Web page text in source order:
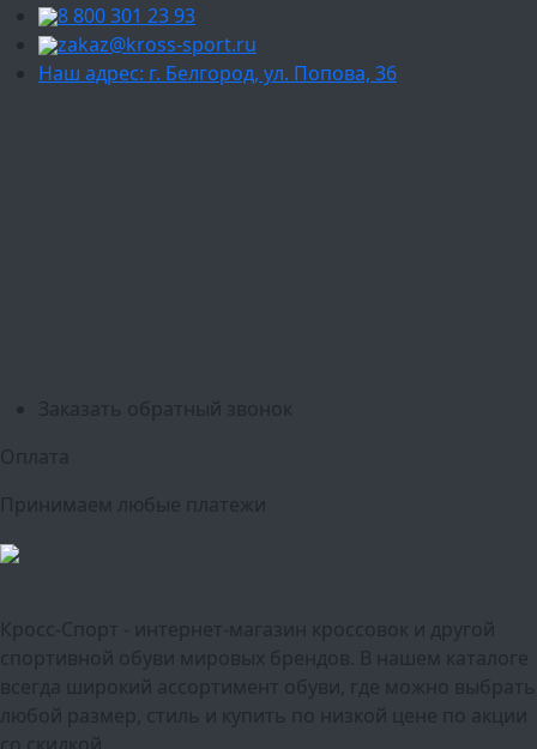
8 800 301 23 93
zakaz@kross-sport.ru
Наш адрес: г. Белгород, ул. Попова, 36
Заказать обратный звонок
Оплата
Принимаем любые платежи
Кросс-Спорт - интернет-магазин кроссовок и другой
спортивной обуви мировых брендов. В нашем каталоге
всегда широкий ассортимент обуви, где можно выбрать
любой размер, стиль и купить по низкой цене по акции